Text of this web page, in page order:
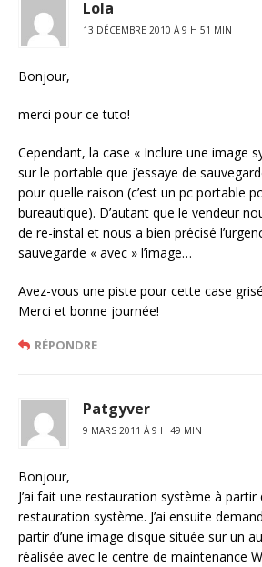
Lola
13 DÉCEMBRE 2010 À 9 H 51 MIN
Bonjour,
merci pour ce tuto!
Cependant, la case « Inclure une image
sur le portable que j’essaye de
pour quelle raison (c’est un pc portable
bureautique). D’autant que le vendeur
de re-instal et nous a bien précisé
sauvegarde « avec » l’image…
Avez-vous une piste pour cette case
Merci et bonne journée!
RÉPONDRE
Patgyver
9 MARS 2011 À 9 H 49 MIN
Bonjour,
J’ai fait une restauration système à partir
restauration système. J’ai ensuite
partir d’une image disque située sur un
réalisée avec le centre de maintenance